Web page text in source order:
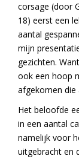
corsage (door
18) eerst een
aantal
mijn
gezichten.
ook een hoop
afgekomen die
Het beloofde
in een aantal
namelijk voor
uitgebracht en